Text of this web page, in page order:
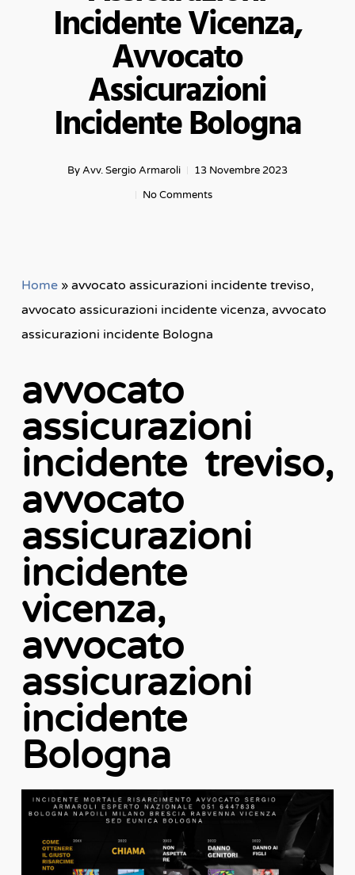
Incidente Vicenza,
Avvocato
Assicurazioni
Incidente Bologna
ByAvv. Sergio Armaroli
13 Novembre 2023
No Comments
Home» avvocato assicurazioni incidente treviso,
avvocato assicurazioni incidente vicenza, avvocato
assicurazioni incidente Bologna
avvocato
assicurazioni
incidente treviso,
avvocato
assicurazioni
incidente
vicenza,
avvocato
assicurazioni
incidente
Bologna